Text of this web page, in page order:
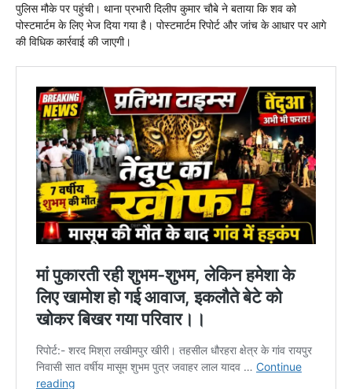
पुलिस मौके पर पहुंची। थाना प्रभारी दिलीप कुमार चौबे ने बताया कि शव को
पोस्टमार्टम के लिए भेज दिया गया है। पोस्टमार्टम रिपोर्ट और जांच के आधार पर आगे
की विधिक कार्रवाई की जाएगी।